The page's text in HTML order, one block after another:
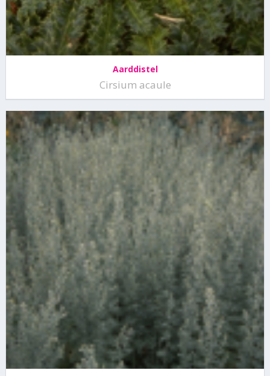
Aarddistel
Cirsium acaule